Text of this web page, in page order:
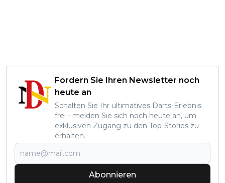
Fordern Sie Ihren Newsletter noch
heute an
Schalten Sie Ihr ultimatives Darts-Erlebnis
frei - melden Sie sich noch heute an, um
exklusiven Zugang zu den Top-Stories zu
erhalten.
Abonnieren